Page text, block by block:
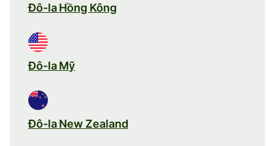
Đô-la Hồng Kông
Đô-la Mỹ
Đô-la New Zealand